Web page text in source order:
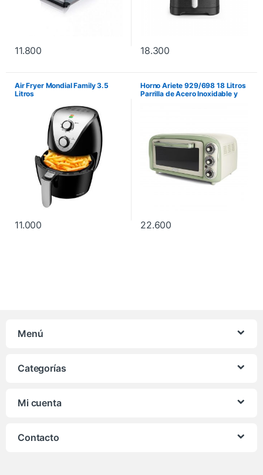
11.800 18.300
Air Fryer Mondial Family 3.5
Litros
11.000
Horno Ariete 929/698 18 Litros
Parrilla de Acero Inoxidable y
22.600
Menú
Categorías
Mi cuenta
Contacto